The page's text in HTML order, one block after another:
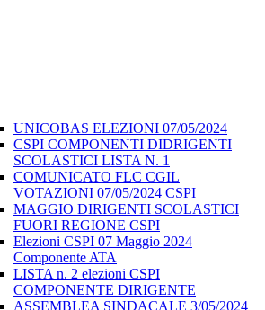
UNICOBAS ELEZIONI 07/05/2024
CSPI COMPONENTI DIDRIGENTI
SCOLASTICI LISTA N. 1
COMUNICATO FLC CGIL
VOTAZIONI 07/05/2024 CSPI
MAGGIO DIRIGENTI SCOLASTICI
FUORI REGIONE CSPI
Elezioni CSPI 07 Maggio 2024
Componente ATA
LISTA n. 2 elezioni CSPI
COMPONENTE DIRIGENTE
ASSEMBLEA SINDACALE 3/05/2024